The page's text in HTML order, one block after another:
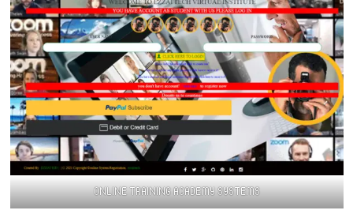
ONLINE TRAINING ACADEMY SYSTEMS